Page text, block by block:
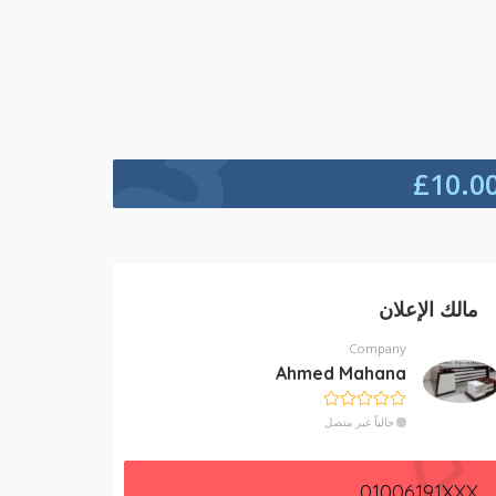
£
مالك الإعلان
Company
Ahmed Mahana
حالياً غير متصل